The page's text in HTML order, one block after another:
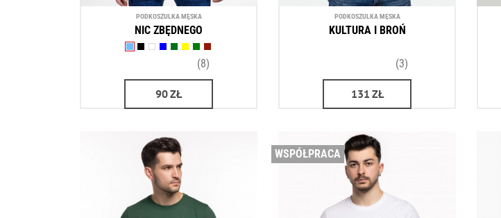
PODKOSZULKA MĘSKA
NIC ZBĘDNEGO
(8)
90ZŁ
PODKOSZULKA MĘSKA
KULTURA I BROŃ
(3)
131 ZŁ
WSPÓŁPRACA